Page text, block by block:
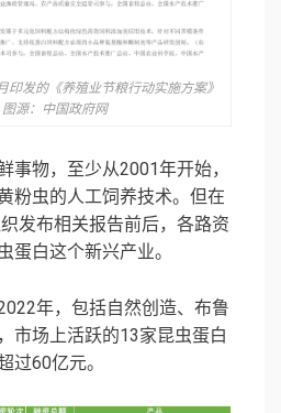
发的《养殖业节粮行动实施方案》
图源：中国政府网
事物，至少从2001年开始，
粉虫的人工饲养技术。但在
发布相关报告前后，各路资
蛋白这个新兴产业。
年，包括自然创造、布鲁
市场上活跃的13家昆虫蛋白
过60亿元。